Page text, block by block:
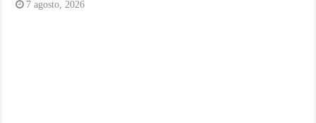
7 agosto, 2026